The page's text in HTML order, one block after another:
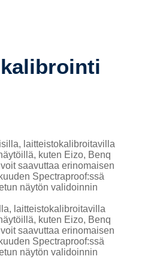
laitteistokalibroitavilla
kuten Eizo, Benq
saavuttaa erinomaisen
Spectraproof:ssä
näytön validoinnin